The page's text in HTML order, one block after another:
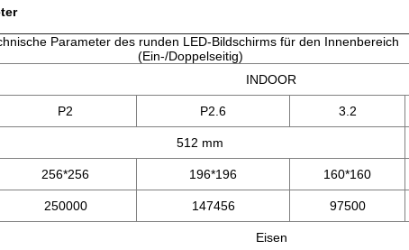
Parameter des runden LED-Bildschirms für den Innenbereich
(Ein-/Doppelseitig)
INDOOR
P2 P2.6 3.2
512 mm
256*256 196*196 160*160
250000 147456 97500
Eisen